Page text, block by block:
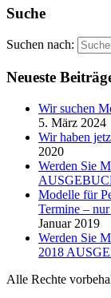
Suche
Suchen nach:
Neueste
Wir suchen
5. März 2024
Wir haben
2020
Werden Sie
Modelle für
Termine –
Januar 2019
Werden Sie
2018
Alle Rechte